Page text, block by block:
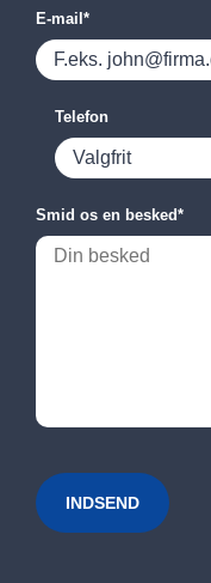
E-mail *
Telefon
Smid os en besked*